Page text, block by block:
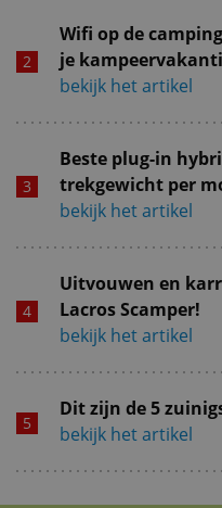
Wifi op de
je
bekijk het artikel
Beste plug-in
trekgewicht per
bekijk het artikel
Uitvouwen en
Lacros Scamper!
bekijk het artikel
Dit zijn de 5
bekijk het artikel